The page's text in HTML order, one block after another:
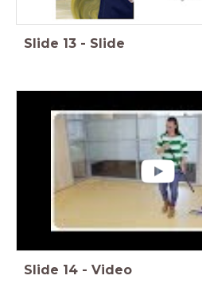
Slide 13 - Slide
Slide 14 - Video